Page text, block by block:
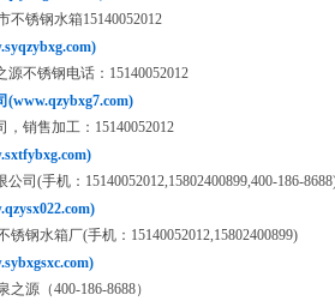
不锈钢水箱15140052012
不锈钢电话：15140052012
(www.qzybxg7.com)
销售加工：15140052012
司(手机：15140052012,15802400899,400-186-
锈钢水箱厂(手机：15140052012,15802400899)
源（400-186-8688）